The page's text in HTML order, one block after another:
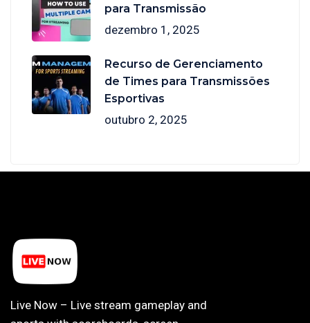
para Transmissão
dezembro 1, 2025
Recurso de Gerenciamento
de Times para Transmissões
Esportivas
outubro 2, 2025
Live Now – Live stream gameplay and